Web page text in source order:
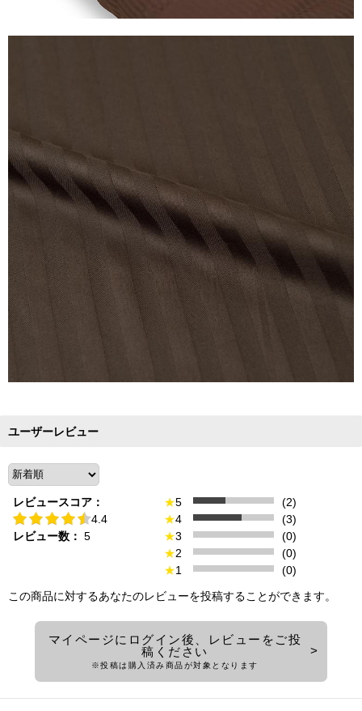
ユーザーレビュー
レビュースコア：
4.4
レビュー数： 5
★5
(2)
★4
(3)
★3
(0)
★2
(0)
★1
(0)
この商品に対するあなたのレビューを投稿することができます。
マイページにログイン後、レビューをご投
稿ください
※投稿は購入済み商品が対象となります